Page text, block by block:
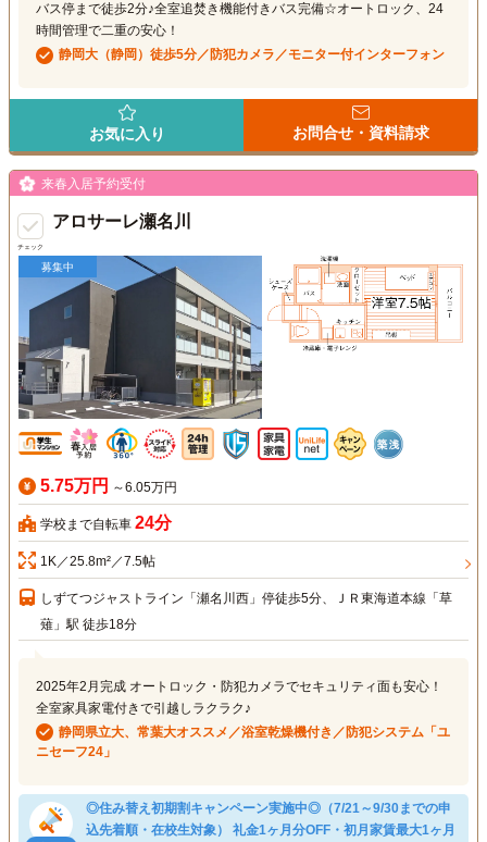
バス停まで徒歩2分♪全室追焚き機能付きバス完備☆オートロック、24
時間管理で二重の安心！
静岡大（静岡）徒歩5分／防犯カメラ／モニター付インターフォン
お気に入り お問合せ・資料請求
チェック
来春入居予約受付
アロサーレ瀬名川
募集中
5.75万円 ～6.05万円
学校まで自転車 24分
1K／25.8m²／7.5帖
しずてつジャストライン「瀬名川西」停徒歩5分、ＪＲ東海道本線「草
薙」駅 徒歩18分
2025年2月完成 オートロック・防犯カメラでセキュリティ面も安心！
全室家具家電付きで引越しラクラク♪
静岡県立大、常葉大オススメ／浴室乾燥機付き／防犯システム「ユ
ニセーフ24」
◎住み替え初期割キャンペーン実施中◎（7/21～9/30までの申
込先着順・在校生対象） 礼金1ヶ月分OFF・初月家賃最大1ヶ月